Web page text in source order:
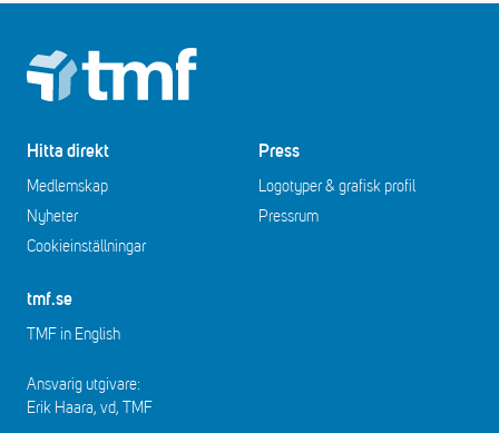
Footer
Hitta direkt
Medlemskap
Nyheter
Cookieinställningar
Press
Logotyper & grafisk profil
Pressrum
tmf.se
TMF in English
Ansvarig utgivare:
Erik Haara, vd, TMF